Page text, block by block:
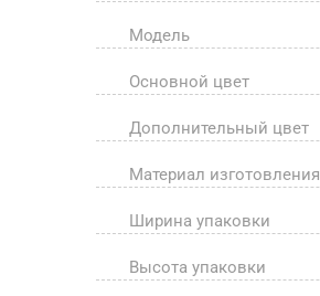
Модель
Основной цвет
Дополнительный цвет
Материал изготовления
Ширина упаковки
Высота упаковки